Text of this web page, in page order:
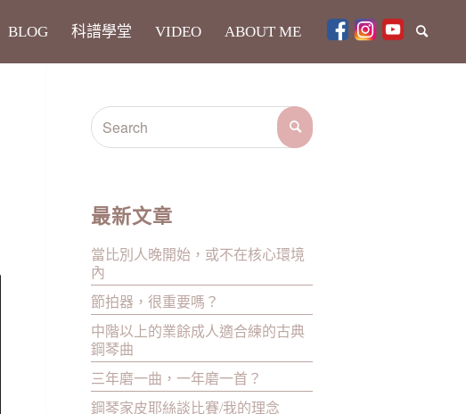
BLOG 科譜學堂 VIDEO ABOUT ME
最新文章
當比別人晚開始，或不在核心環境
內
節拍器，很重要嗎？
中階以上的業餘成人適合練的古典
鋼琴曲
三年磨一曲，一年磨一首？
鋼琴家皮耶絲談比賽/我的理念